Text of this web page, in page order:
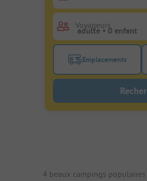
Voyageurs
Activez le
Emplacements
4 beaux campings populaires